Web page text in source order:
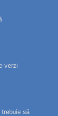
verzi
trebuie să